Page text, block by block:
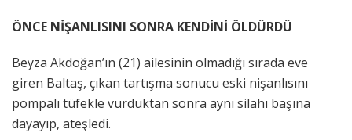
ÖNCE NİŞANLISINI SONRA KENDİNİ ÖLDÜRDÜ
Beyza Akdoğan’ın (21) ailesinin olmadığı sırada eve
giren Baltaş, çıkan tartışma sonucu eski nişanlısını
pompalı tüfekle vurduktan sonra aynı silahı başına
dayayıp, ateşledi.